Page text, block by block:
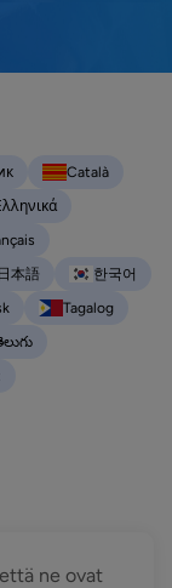
Català
日本語
한국어
Tagalog
ne ovat